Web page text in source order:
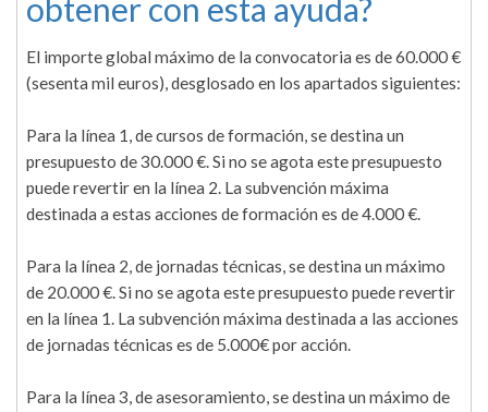
obtener con esta ayuda?
El importe global máximo de la convocatoria es de 60.000 €
(sesenta mil euros), desglosado en los apartados siguientes:
Para la línea 1, de cursos de formación, se destina un
presupuesto de 30.000 €. Si no se agota este presupuesto
puede revertir en la línea 2. La subvención máxima
destinada a estas acciones de formación es de 4.000 €.
Para la línea 2, de jornadas técnicas, se destina un máximo
de 20.000 €. Si no se agota este presupuesto puede revertir
en la línea 1. La subvención máxima destinada a las acciones
de jornadas técnicas es de 5.000€ por acción.
Para la línea 3, de asesoramiento, se destina un máximo de